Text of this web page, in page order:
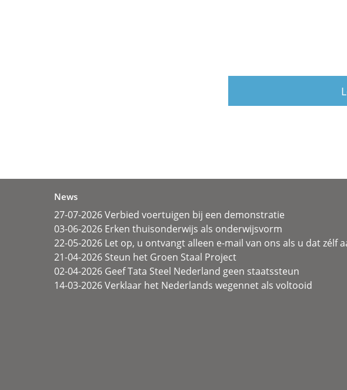
News
27-07-2026 Verbied voertuigen bij een demonstratie
03-06-2026 Erken thuisonderwijs als onderwijsvorm
22-05-2026 Let op, u ontvangt alleen e-mail van ons als u dat zélf
21-04-2026 Steun het Groen Staal Project
02-04-2026 Geef Tata Steel Nederland geen staatssteun
14-03-2026 Verklaar het Nederlands wegennet als voltooid